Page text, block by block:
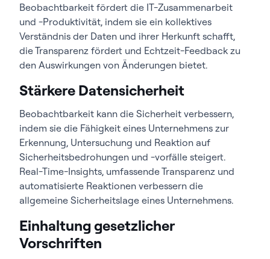
Beobachtbarkeit fördert die IT-Zusammenarbeit
und -Produktivität, indem sie ein kollektives
Verständnis der Daten und ihrer Herkunft schafft,
die Transparenz fördert und Echtzeit-Feedback zu
den Auswirkungen von Änderungen bietet.
Stärkere Datensicherheit
Beobachtbarkeit kann die Sicherheit verbessern,
indem sie die Fähigkeit eines Unternehmens zur
Erkennung, Untersuchung und Reaktion auf
Sicherheitsbedrohungen und -vorfälle steigert.
Real-Time-Insights, umfassende Transparenz und
automatisierte Reaktionen verbessern die
allgemeine Sicherheitslage eines Unternehmens.
Einhaltung gesetzlicher
Vorschriften